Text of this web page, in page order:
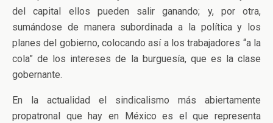
del capital ellos pueden salir ganando; y, por otra,
sumándose de manera subordinada a la política y los
planes del gobierno, colocando así a los trabajadores “a la
cola” de los intereses de la burguesía, que es la clase
gobernante.
En la actualidad el sindicalismo más abiertamente
propatronal que hay en México es el que representa